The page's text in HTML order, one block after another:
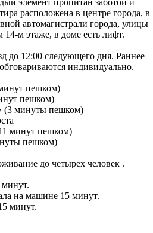
элемент пропитан заботой и
расположена в центре города, в
автомагистрали города, улицы
14-м этаже, в доме есть лифт.
до 12:00 следующего дня. Раннее
индивидуально.
пешком)
пешком)
(3 минуты пешком)
минут пешком)
пешком)
до четырех человек .
на машине 15 минут.
минут.